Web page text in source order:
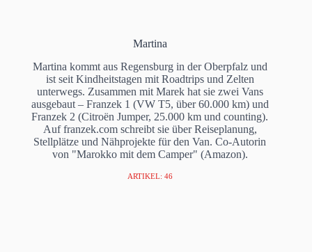
Martina
Martina kommt aus Regensburg in der Oberpfalz und
ist seit Kindheitstagen mit Roadtrips und Zelten
unterwegs. Zusammen mit Marek hat sie zwei Vans
ausgebaut – Franzek 1 (VW T5, über 60.000 km) und
Franzek 2 (Citroën Jumper, 25.000 km und counting).
Auf franzek.com schreibt sie über Reiseplanung,
Stellplätze und Nähprojekte für den Van. Co-Autorin
von "Marokko mit dem Camper" (Amazon).
ARTIKEL: 46